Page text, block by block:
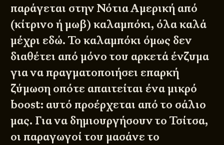
παράγεται στην Νότια Αμερική από
(κίτρινο ή μωβ) καλαμπόκι, όλα καλά
μέχρι εδώ. Το καλαμπόκι όμως δεν
διαθέτει από μόνο του αρκετά ένζυμα
για να πραγματοποιήσει επαρκή
ζύμωση οπότε απαιτείται ένα μικρό
boost: αυτό προέρχεται από το σάλιο
μας. Για να δημιουργήσουν το Τσίτσα,
οι παραγωγοί του μασάνε το
© 2011 - 2026
DESIGNED BYDpS